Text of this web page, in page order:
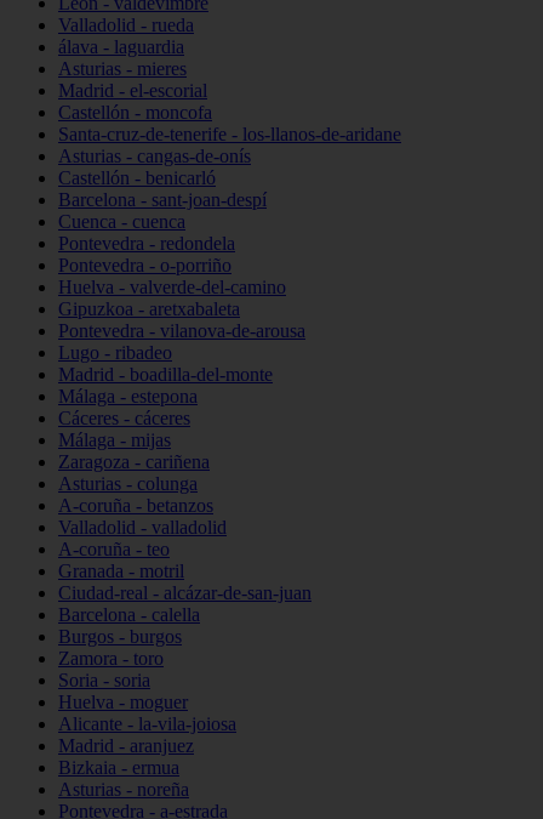
Valladolid - rueda
álava - laguardia
Asturias - mieres
Madrid - el-escorial
Castellón - moncofa
Santa-cruz-de-tenerife - los-llanos-de-aridane
Asturias - cangas-de-onís
Castellón - benicarló
Barcelona - sant-joan-despí
Cuenca - cuenca
Pontevedra - redondela
Pontevedra - o-porriño
Huelva - valverde-del-camino
Gipuzkoa - aretxabaleta
Pontevedra - vilanova-de-arousa
Lugo - ribadeo
Madrid - boadilla-del-monte
Málaga - estepona
Cáceres - cáceres
Málaga - mijas
Zaragoza - cariñena
Asturias - colunga
A-coruña - betanzos
Valladolid - valladolid
A-coruña - teo
Granada - motril
Ciudad-real - alcázar-de-san-juan
Barcelona - calella
Burgos - burgos
Zamora - toro
Soria - soria
Huelva - moguer
Alicante - la-vila-joiosa
Madrid - aranjuez
Bizkaia - ermua
Asturias - noreña
Pontevedra - a-estrada